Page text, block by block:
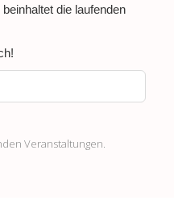
die laufenden
Veranstaltungen.